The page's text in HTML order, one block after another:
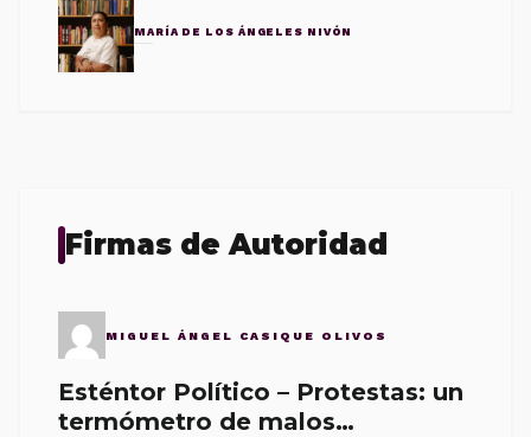
MARÍA DE LOS ÁNGELES NIVÓN
Firmas de Autoridad
MIGUEL ÁNGEL CASIQUE OLIVOS
Esténtor Político – Protestas: un
termómetro de malos